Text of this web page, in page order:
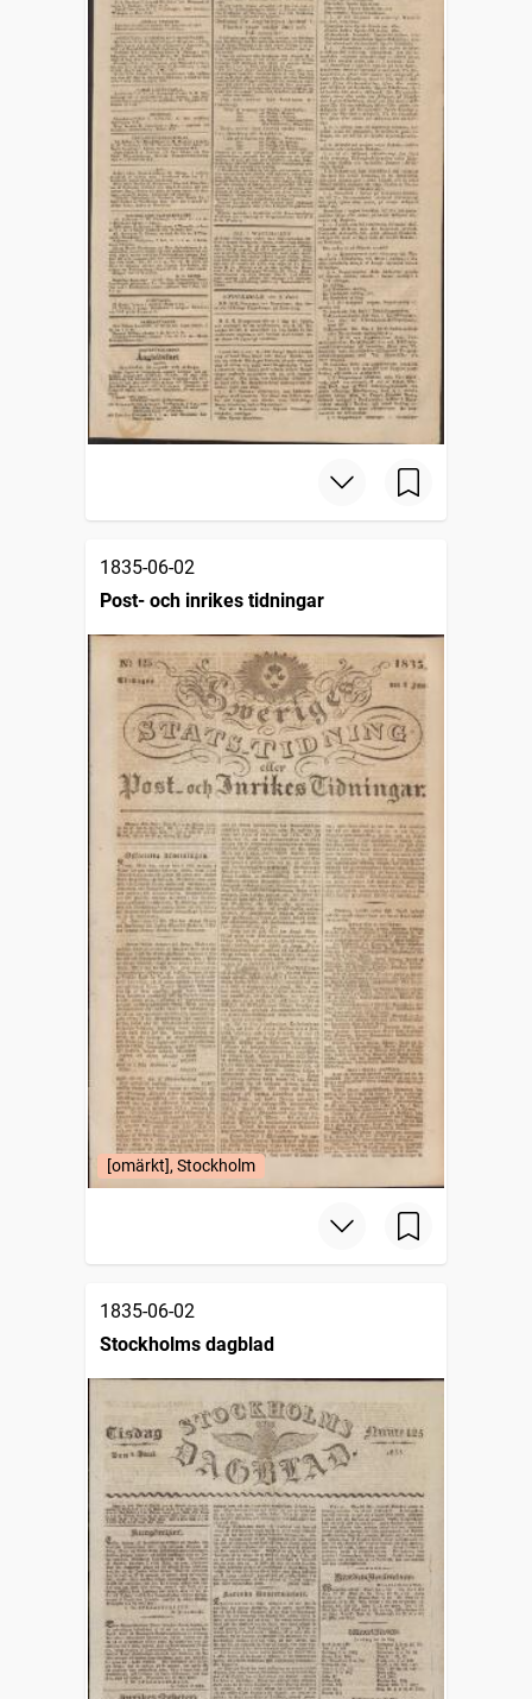
1835-06-02
Post- och inrikes tidningar
[omärkt], Stockholm
1835-06-02
Stockholms dagblad